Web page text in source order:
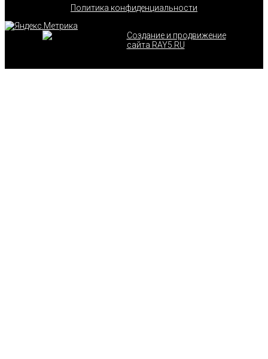
Политика конфиденциальности
Создание и продвижение
сайта RAY5.RU